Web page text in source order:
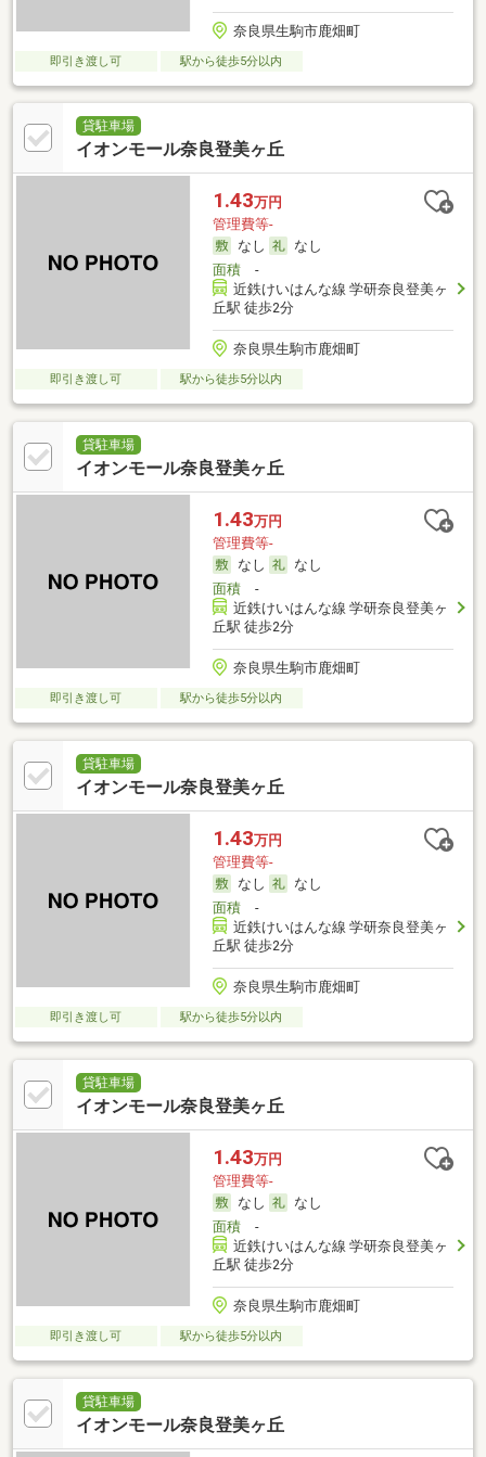
奈良県生駒市鹿畑町
即引き渡し可 駅から徒歩5分以内
貸駐車場
イオンモール奈良登美ヶ丘
1.43万円
管理費等-
なし
なし
面積-
近鉄けいはんな線 学研奈良登美ヶ
丘駅 徒歩2分
奈良県生駒市鹿畑町
即引き渡し可 駅から徒歩5分以内
貸駐車場
イオンモール奈良登美ヶ丘
1.43万円
管理費等-
なし
なし
面積-
近鉄けいはんな線 学研奈良登美ヶ
丘駅 徒歩2分
奈良県生駒市鹿畑町
即引き渡し可 駅から徒歩5分以内
貸駐車場
イオンモール奈良登美ヶ丘
1.43万円
管理費等-
なし
なし
面積-
近鉄けいはんな線 学研奈良登美ヶ
丘駅 徒歩2分
奈良県生駒市鹿畑町
即引き渡し可 駅から徒歩5分以内
貸駐車場
イオンモール奈良登美ヶ丘
1.43万円
管理費等-
なし
なし
面積-
近鉄けいはんな線 学研奈良登美ヶ
丘駅 徒歩2分
奈良県生駒市鹿畑町
即引き渡し可 駅から徒歩5分以内
貸駐車場
イオンモール奈良登美ヶ丘